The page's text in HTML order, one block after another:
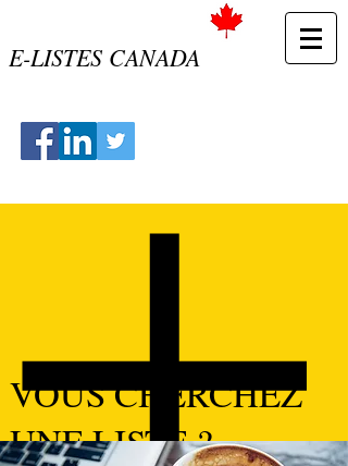
E-LISTES CANADA
VOUS CHERCHEZ
UNE LISTE ?